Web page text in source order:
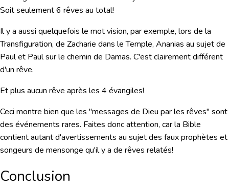
Soit seulement 6 rêves au total!
Il y a aussi quelquefois le motvision, par exemple, lors de la
Transfiguration, de Zacharie dans le Temple, Ananias au sujet de
Paul et Paul sur le chemin de Damas. C'est clairement différent
d'un rêve.
Et plus aucun rêve après les 4 évangiles!
Ceci montre bien que les "messages de Dieu par les rêves" sont
des événements rares. Faites donc attention, car la Bible
contient autant d'avertissements au sujet des faux prophètes et
songeurs de mensonge qu'il y a de rêves relatés!
Conclusion